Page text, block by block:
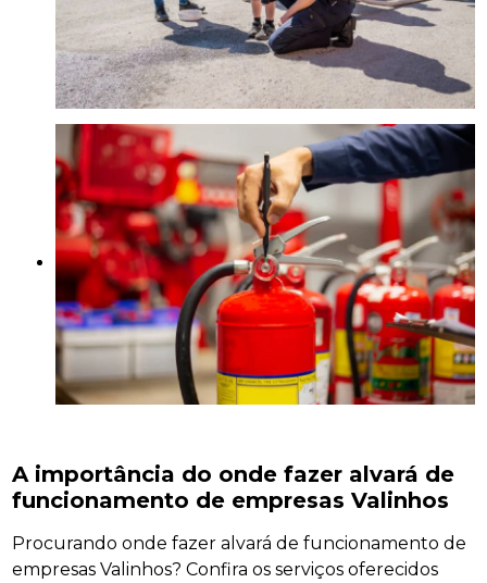
A importância do onde fazer alvará de
funcionamento de empresas Valinhos
Procurando onde fazer alvará de funcionamento de
empresas Valinhos? Confira os serviços oferecidos